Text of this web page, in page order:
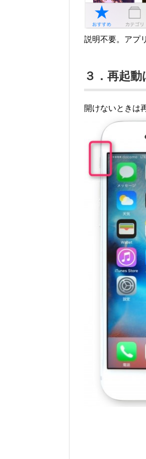
説明不要。アプ
３．再起
開けないときは